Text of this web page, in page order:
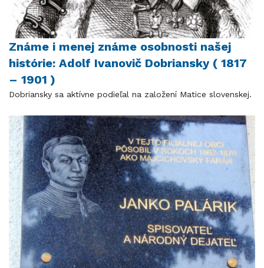
Známe i menej známe osobnosti našej
histórie: Adolf Ivanovič Dobriansky ( 1817
– 1901 )
Dobriansky sa aktívne podieľal na založení Matice slovenskej.